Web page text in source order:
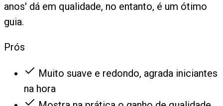
anos' dá em qualidade, no entanto, é um ótimo
guia.
Prós
Muito suave e redondo, agrada iniciantes
na hora